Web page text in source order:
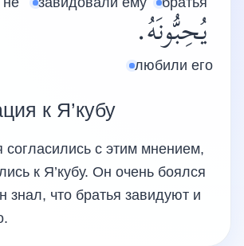
يُحِبُّونَهُ.
любили его
к Я’кубу
согласились с этим мнением,
к Я’кубу. Он очень боялся
что братья завидуют и